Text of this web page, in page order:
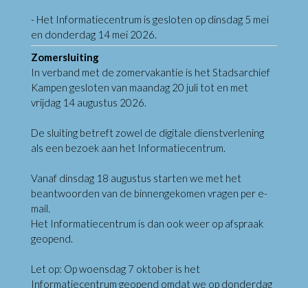
- Het Informatiecentrum is gesloten op dinsdag 5 mei
en donderdag 14 mei 2026.
Zomersluiting
In verband met de zomervakantie is het Stadsarchief
Kampen gesloten van maandag 20 juli tot en met
vrijdag 14 augustus 2026.
De sluiting betreft zowel de digitale dienstverlening
als een bezoek aan het Informatiecentrum.
Vanaf dinsdag 18 augustus starten we met het
beantwoorden van de binnengekomen vragen per e-
mail.
Het Informatiecentrum is dan ook weer op afspraak
geopend.
Let op: Op woensdag 7 oktober is het
Informatiecentrum geopend omdat we op donderdag